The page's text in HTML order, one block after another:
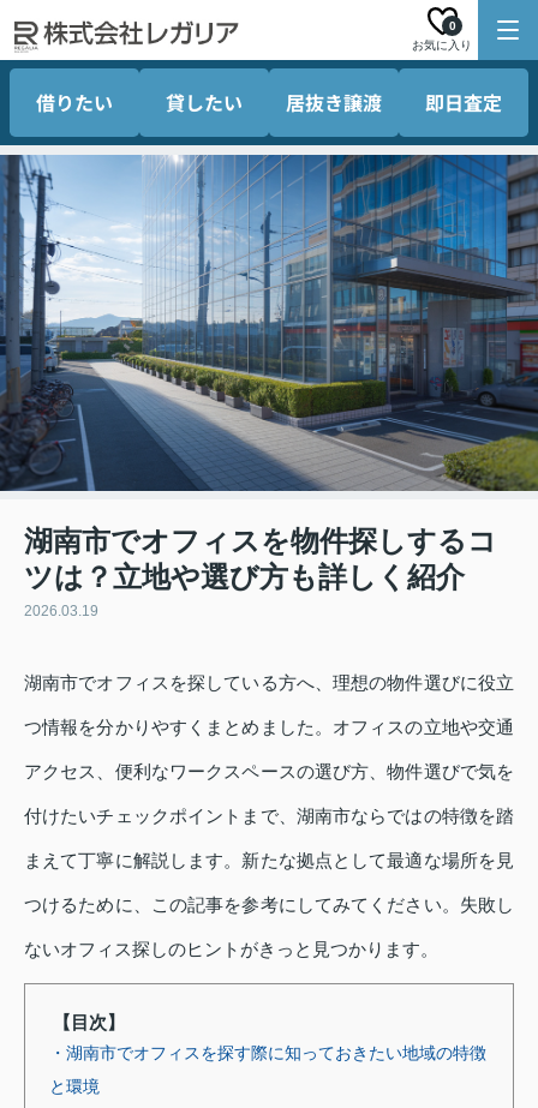
お気に入り
0
借りたい 貸したい 居抜き譲渡 即日査定
湖南市でオフィスを物件探しするコ
ツは？立地や選び方も詳しく紹介
2026.03.19
湖南市でオフィスを探している方へ、理想の物件選びに役立
つ情報を分かりやすくまとめました。オフィスの立地や交通
アクセス、便利なワークスペースの選び方、物件選びで気を
付けたいチェックポイントまで、湖南市ならではの特徴を踏
まえて丁寧に解説します。新たな拠点として最適な場所を見
つけるために、この記事を参考にしてみてください。失敗し
ないオフィス探しのヒントがきっと見つかります。
【目次】
・湖南市でオフィスを探す際に知っておきたい地域の特徴
と環境